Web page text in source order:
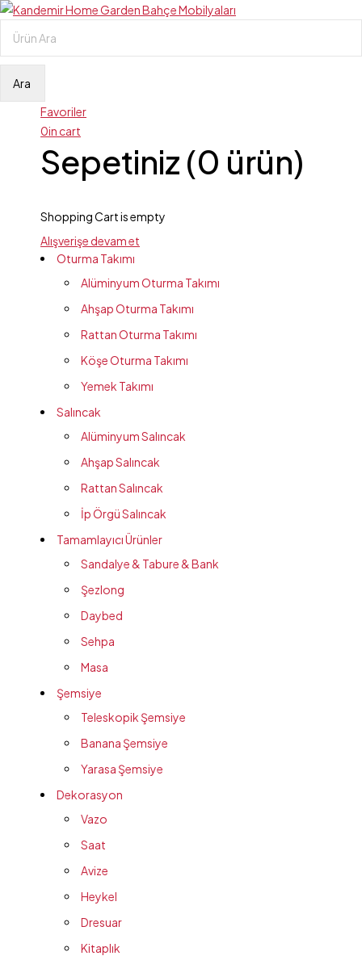
Favoriler
0in cart
Sepetiniz (0 ürün)
Shopping Cart is empty
Alışverişe devam et
Oturma Takımı
Alüminyum Oturma Takımı
Ahşap Oturma Takımı
Rattan Oturma Takımı
Köşe Oturma Takımı
Yemek Takımı
Salıncak
Alüminyum Salıncak
Ahşap Salıncak
Rattan Salıncak
İp Örgü Salıncak
Tamamlayıcı Ürünler
Sandalye & Tabure & Bank
Şezlong
Daybed
Sehpa
Masa
Şemsiye
Teleskopik Şemsiye
Banana Şemsiye
Yarasa Şemsiye
Dekorasyon
Vazo
Saat
Avize
Heykel
Dresuar
Kitaplık